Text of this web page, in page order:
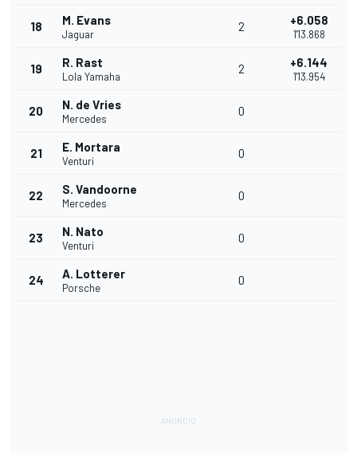
18 M. Evans
Jaguar
2 +6.058
1'13.868
19 R. Rast
Lola Yamaha
2 +6.144
1'13.954
20 N. de Vries
Mercedes
0
21 E. Mortara
Venturi
0
22 S. Vandoorne
Mercedes
0
23 N. Nato
Venturi
0
24 A. Lotterer
Porsche
0